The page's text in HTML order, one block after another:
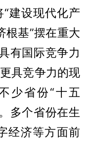
“建设现代化产
根基”摆在重大
有国际竞争力
具竞争力的现
少省份“十五
多个省份在生
经济等方面前